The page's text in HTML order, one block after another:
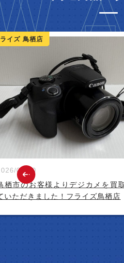
イズ 鳥栖店
07/20
栖市のお客様よりデジカメを買
いただきました！フライズ鳥栖店